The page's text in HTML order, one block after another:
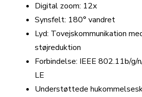
Digital zoom: 12x
Synsfelt: 180° vandret
Lyd: Tovejskommunikation
støjreduktion
Forbindelse: IEEE 802.11b/g/
LE
Understøttede